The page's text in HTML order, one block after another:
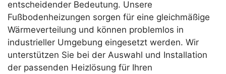
entscheidender Bedeutung. Unsere
Fußbodenheizungen sorgen für eine gleichmäßige
Wärmeverteilung und können problemlos in
industrieller Umgebung eingesetzt werden. Wir
unterstützen Sie bei der Auswahl und Installation
der passenden Heizlösung für Ihren